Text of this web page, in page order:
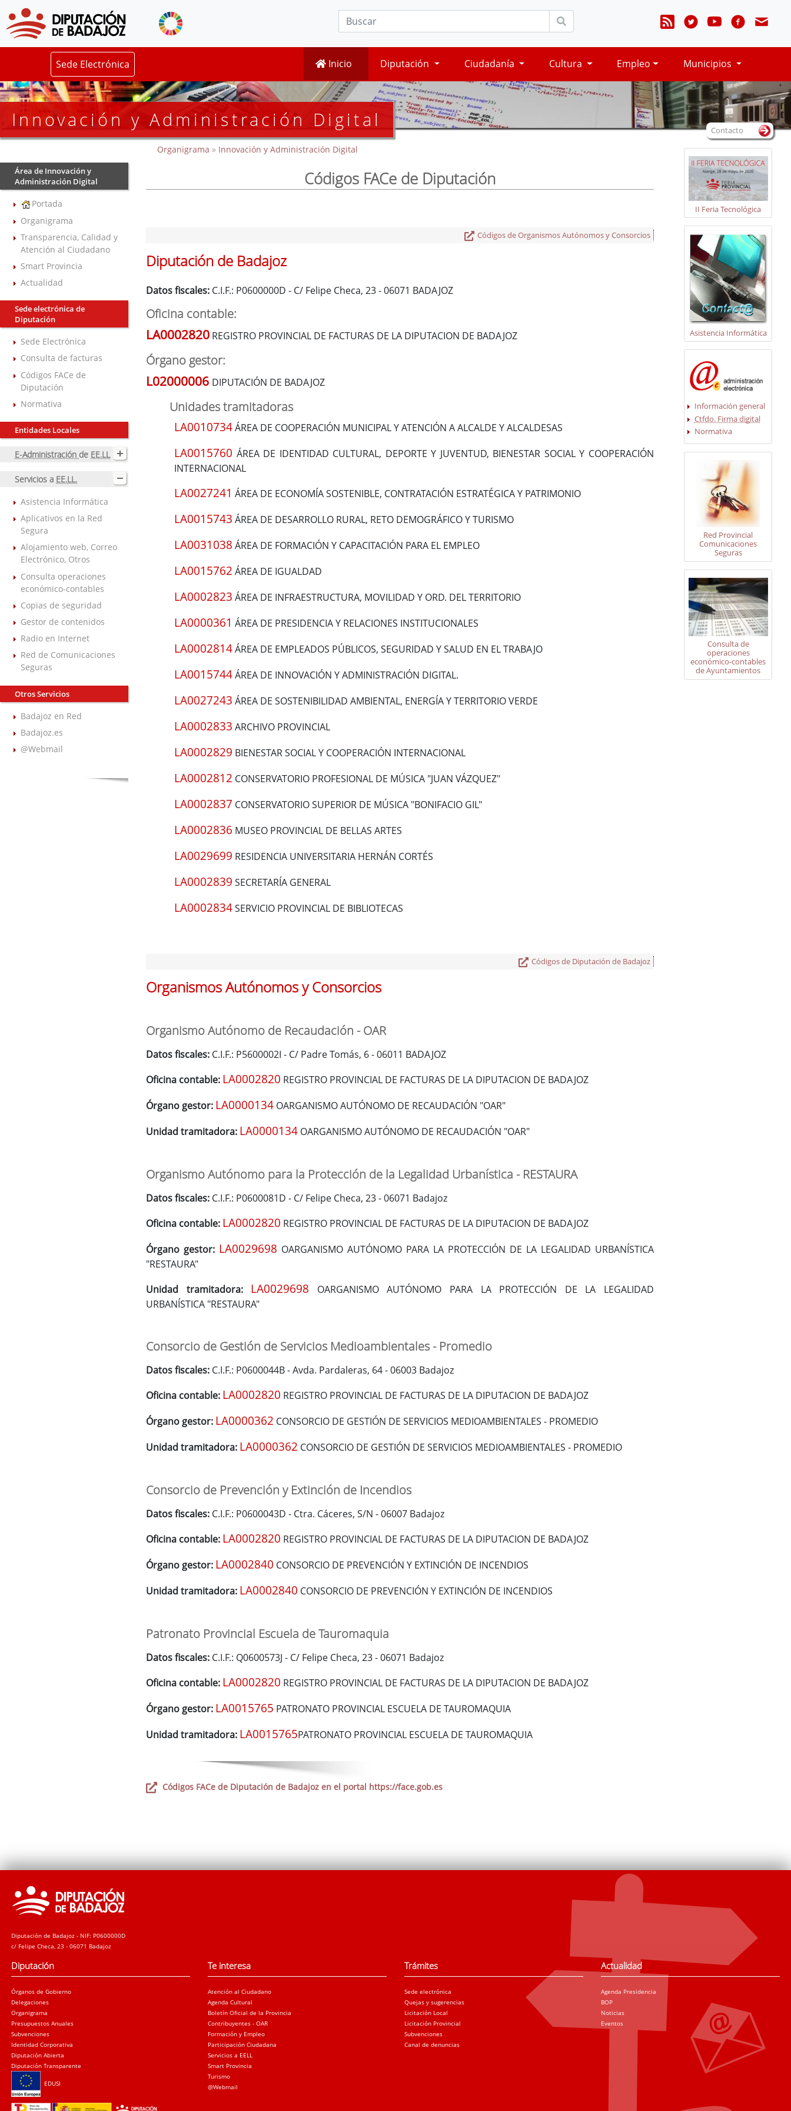
Sede Electrónica Inicio Diputación Ciudadanía Cultura Empleo Municipios
Innovación y Administración Digital
Área de Innovación y
Administración Digital
Portada
Organigrama
Transparencia, Calidad y
Atención al Ciudadano
Smart Provincia
Actualidad
Sede electrónica de
Diputación
Sede Electrónica
Consulta de facturas
Códigos FACe de
Diputación
Normativa
Entidades Locales
E-Administración de EE.LL
Servicios a EE.LL.
Asistencia Informática
Aplicativos en la Red
Segura
Alojamiento web, Correo
Electrónico, Otros
Consulta operaciones
económico-contables
Copias de seguridad
Gestor de contenidos
Radio en Internet
Red de Comunicaciones
Seguras
Otros Servicios
Badajoz en Red
Badajoz.es
@Webmail
Organigrama » Innovación y Administración Digital
Códigos FACe de Diputación
Códigos de Organismos Autónomos y Consorcios
Diputación de Badajoz
Datos fiscales: C.I.F.: P0600000D - C/ Felipe Checa, 23 - 06071 BADAJOZ
Oficina contable:
LA0002820 REGISTRO PROVINCIAL DE FACTURAS DE LA DIPUTACION DE BADAJOZ
Órgano gestor:
L02000006 DIPUTACIÓN DE BADAJOZ
Unidades tramitadoras
LA0010734ÁREA DE COOPERACIÓN MUNICIPAL Y ATENCIÓN A ALCALDE Y ALCALDESAS
LA0015760 ÁREA DE IDENTIDAD CULTURAL, DEPORTE Y JUVENTUD, BIENESTAR SOCIAL Y COOPERACIÓN
INTERNACIONAL
LA0027241 ÁREA DE ECONOMÍA SOSTENIBLE, CONTRATACIÓN ESTRATÉGICA Y PATRIMONIO
LA0015743 ÁREA DE DESARROLLO RURAL, RETO DEMOGRÁFICO Y TURISMO
LA0031038 ÁREA DE FORMACIÓN Y CAPACITACIÓN PARA EL EMPLEO
LA0015762 ÁREA DE IGUALDAD
LA0002823 ÁREA DE INFRAESTRUCTURA, MOVILIDAD Y ORD. DEL TERRITORIO
LA0000361 ÁREA DE PRESIDENCIA Y RELACIONES INSTITUCIONALES
LA0002814ÁREA DE EMPLEADOS PÚBLICOS, SEGURIDAD Y SALUD EN EL TRABAJO
LA0015744ÁREA DE INNOVACIÓN Y ADMINISTRACIÓN DIGITAL.
LA0027243 ÁREA DE SOSTENIBILIDAD AMBIENTAL, ENERGÍA Y TERRITORIO VERDE
LA0002833 ARCHIVO PROVINCIAL
LA0002829 BIENESTAR SOCIAL Y COOPERACIÓN INTERNACIONAL
LA0002812 CONSERVATORIO PROFESIONAL DE MÚSICA "JUAN VÁZQUEZ"
LA0002837 CONSERVATORIO SUPERIOR DE MÚSICA "BONIFACIO GIL"
LA0002836 MUSEO PROVINCIAL DE BELLAS ARTES
LA0029699 RESIDENCIA UNIVERSITARIA HERNÁN CORTÉS
LA0002839 SECRETARÍA GENERAL
LA0002834SERVICIO PROVINCIAL DE BIBLIOTECAS
Códigos de Diputación de Badajoz
Organismos Autónomos y Consorcios
Organismo Autónomo de Recaudación - OAR
Datos fiscales: C.I.F.: P5600002I - C/ Padre Tomás, 6 - 06011 BADAJOZ
Oficina contable: LA0002820 REGISTRO PROVINCIAL DE FACTURAS DE LA DIPUTACION DE BADAJOZ
Órgano gestor: LA0000134 OARGANISMO AUTÓNOMO DE RECAUDACIÓN "OAR"
Unidad tramitadora: LA0000134 OARGANISMO AUTÓNOMO DE RECAUDACIÓN "OAR"
Organismo Autónomo para la Protección de la Legalidad Urbanística - RESTAURA
Datos fiscales: C.I.F.: P0600081D - C/ Felipe Checa, 23 - 06071 Badajoz
Oficina contable: LA0002820 REGISTRO PROVINCIAL DE FACTURAS DE LA DIPUTACION DE BADAJOZ
Órgano gestor: LA0029698 OARGANISMO AUTÓNOMO PARA LA PROTECCIÓN DE LA LEGALIDAD URBANÍSTICA
"RESTAURA"
Unidad tramitadora: LA0029698 OARGANISMO AUTÓNOMO PARA LA PROTECCIÓN DE LA LEGALIDAD
URBANÍSTICA "RESTAURA"
Consorcio de Gestión de Servicios Medioambientales - Promedio
Datos fiscales: C.I.F.: P0600044B - Avda. Pardaleras, 64 - 06003 Badajoz
Oficina contable: LA0002820 REGISTRO PROVINCIAL DE FACTURAS DE LA DIPUTACION DE BADAJOZ
Órgano gestor: LA0000362 CONSORCIO DE GESTIÓN DE SERVICIOS MEDIOAMBIENTALES - PROMEDIO
Unidad tramitadora: LA0000362 CONSORCIO DE GESTIÓN DE SERVICIOS MEDIOAMBIENTALES - PROMEDIO
Consorcio de Prevención y Extinción de Incendios
Datos fiscales: C.I.F.: P0600043D - Ctra. Cáceres, S/N - 06007 Badajoz
Oficina contable: LA0002820 REGISTRO PROVINCIAL DE FACTURAS DE LA DIPUTACION DE BADAJOZ
Órgano gestor: LA0002840 CONSORCIO DE PREVENCIÓN Y EXTINCIÓN DE INCENDIOS
Unidad tramitadora: LA0002840 CONSORCIO DE PREVENCIÓN Y EXTINCIÓN DE INCENDIOS
Patronato Provincial Escuela de Tauromaquia
Datos fiscales: C.I.F.: Q0600573J - C/ Felipe Checa, 23 - 06071 Badajoz
Oficina contable: LA0002820 REGISTRO PROVINCIAL DE FACTURAS DE LA DIPUTACION DE BADAJOZ
Órgano gestor: LA0015765 PATRONATO PROVINCIAL ESCUELA DE TAUROMAQUIA
Unidad tramitadora: LA0015765PATRONATO PROVINCIAL ESCUELA DE TAUROMAQUIA
Códigos FACe de Diputación de Badajoz en el portal https://face.gob.es
Contacto
II Feria Tecnológica
Asistencia Informática
Información general
Ctfdo. Firma digital
Normativa
Red Provincial
Comunicaciones
Seguras
Consulta de
operaciones
económico-contables
de Ayuntamientos
Diputación de Badajoz - NIF: P0600000D
c/ Felipe Checa, 23 - 06071 Badajoz
Diputación
Órganos de Gobierno
Delegaciones
Organigrama
Presupuestos Anuales
Subvenciones
Identidad Corporativa
Diputación Abierta
Diputación Transparente
EDUSI
Te interesa
Atención al Ciudadano
Agenda Cultural
Boletín Oficial de la Provincia
Contribuyentes - OAR
Formación y Empleo
Participación Ciudadana
Servicios a EELL
Smart Provincia
Turismo
@Webmail
Trámites
Sede electrónica
Quejas y sugerencias
Licitación Local
Licitación Provincial
Subvenciones
Canal de denuncias
Actualidad
Agenda Presidencia
BOP
Noticias
Eventos